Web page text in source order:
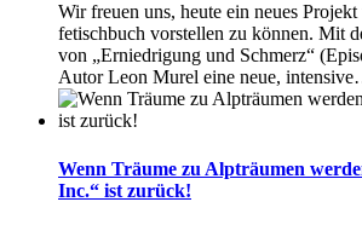
Wir freuen uns, heute ein neues Projekt
fetischbuch vorstellen zu können. Mit
von „Erniedrigung und Schmerz“
Autor Leon Murel eine neue, intensive
Wenn Träume zu Alpträumen
Inc.“ ist zurück!